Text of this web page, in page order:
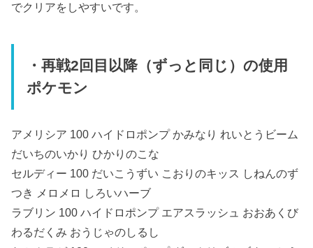
でクリアをしやすいです。
・再戦2回目以降（ずっと同じ）の使用
ポケモン
アメリシア 100 ハイドロポンプ かみなり れいとうビーム
だいちのいかり ひかりのこな
セルディー 100 だいこうずい こおりのキッス しねんのず
つき メロメロ しろいハーブ
ラブリン 100 ハイドロポンプ エアスラッシュ おおあくび
わるだくみ おうじゃのしるし